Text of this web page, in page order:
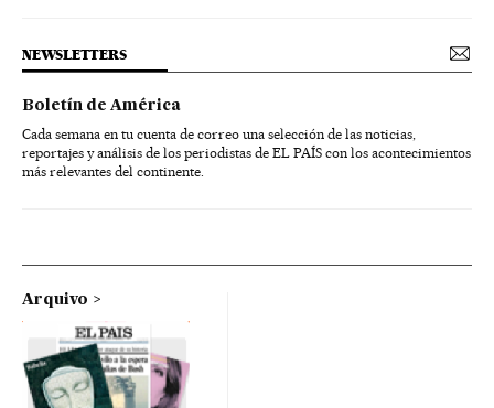
NEWSLETTERS
Boletín de América
Cada semana en tu cuenta de correo una selección de las noticias,
reportajes y análisis de los periodistas de EL PAÍS con los acontecimientos
más relevantes del continente.
Arquivo